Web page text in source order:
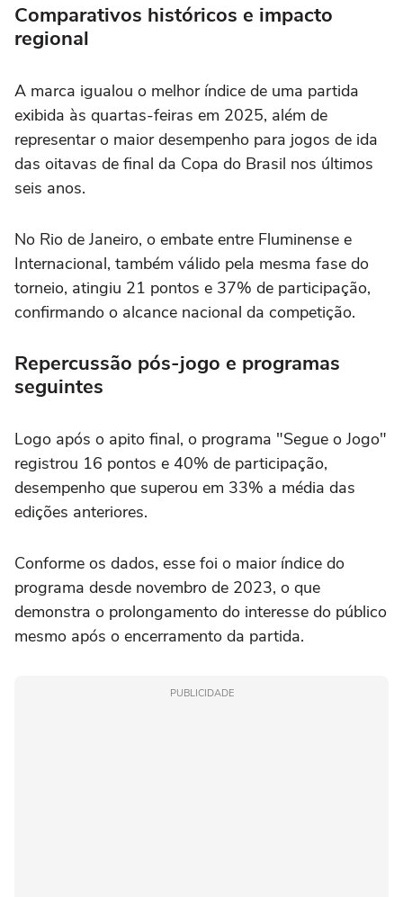
Comparativos históricos e impacto
regional
A marca igualou o melhor índice de uma partida
exibida às quartas-feiras em 2025, além de
representar o maior desempenho para jogos de ida
das oitavas de final da Copa do Brasil nos últimos
seis anos.
No Rio de Janeiro, o embate entre Fluminense e
Internacional, também válido pela mesma fase do
torneio, atingiu 21 pontos e 37% de participação,
confirmando o alcance nacional da competição.
Repercussão pós-jogo e programas
seguintes
Logo após o apito final, o programa "Segue o Jogo"
registrou 16 pontos e 40% de participação,
desempenho que superou em 33% a média das
edições anteriores.
Conforme os dados, esse foi o maior índice do
programa desde novembro de 2023, o que
demonstra o prolongamento do interesse do público
mesmo após o encerramento da partida.
PUBLICIDADE